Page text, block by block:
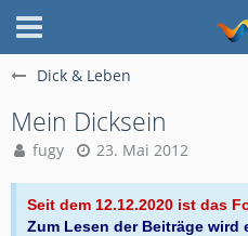
Dick & Leben
Mein Dicksein
fugy 23. Mai 2012
Seit dem 12.12.2020 ist das
Zum Lesen der Beiträge wird